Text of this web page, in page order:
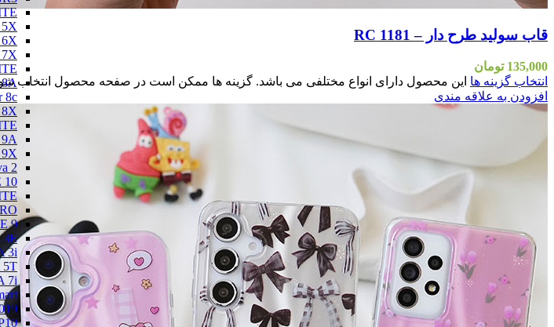
8c
2+
10
9
3E
3i
5T
7i
قاب سولید طرح دار – RC 1181
135,000 تومان
انتخاب گزینه ها این محصول دارای انواع مختلفی می باشد. گزینه ها ممکن است در صفحه محصول انتخاب
افزودن به علاقه مندی